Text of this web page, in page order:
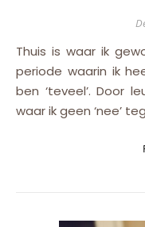
Thuis is waar ik geworteld ben… Ik zit midden in een
periode waarin ik
ben ‘teveel’. Door
waar ik geen ‘nee’